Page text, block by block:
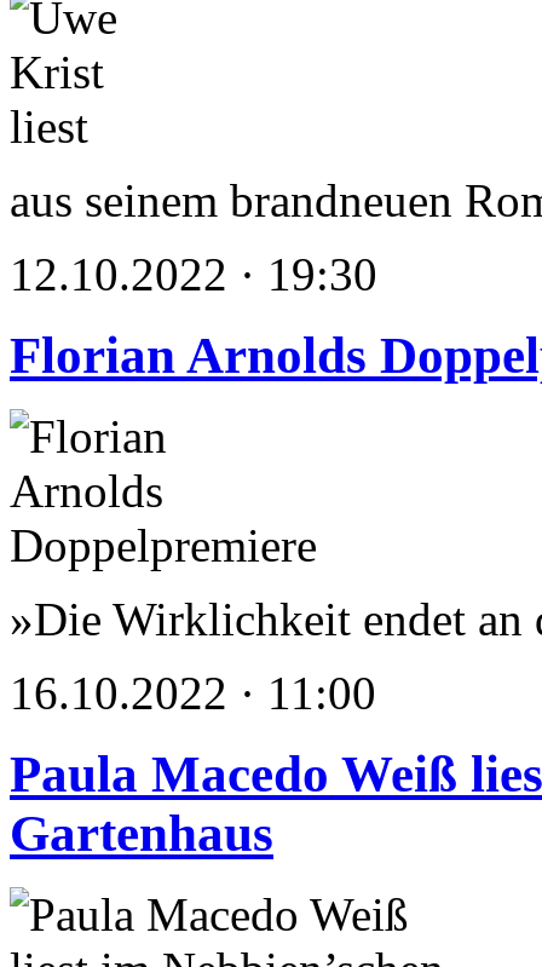
aus seinem brandneuen
12.10.2022 · 19:30
Florian Arnolds
»Die Wirklichkeit endet an
16.10.2022 · 11:00
Paula Macedo Weiß
Gartenhaus